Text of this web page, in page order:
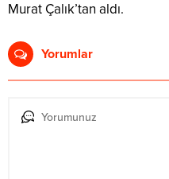
Murat Çalık’tan aldı.
Yorumlar